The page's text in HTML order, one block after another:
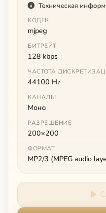
Техническая
КОДЕК
mjpeg
БИТРЕЙТ
128 kbps
ЧАСТОТА
44100 Hz
КАНАЛЫ
Моно
РАЗРЕШЕНИЕ
200×200
ФОРМАТ
MP2/3 (MPEG audio